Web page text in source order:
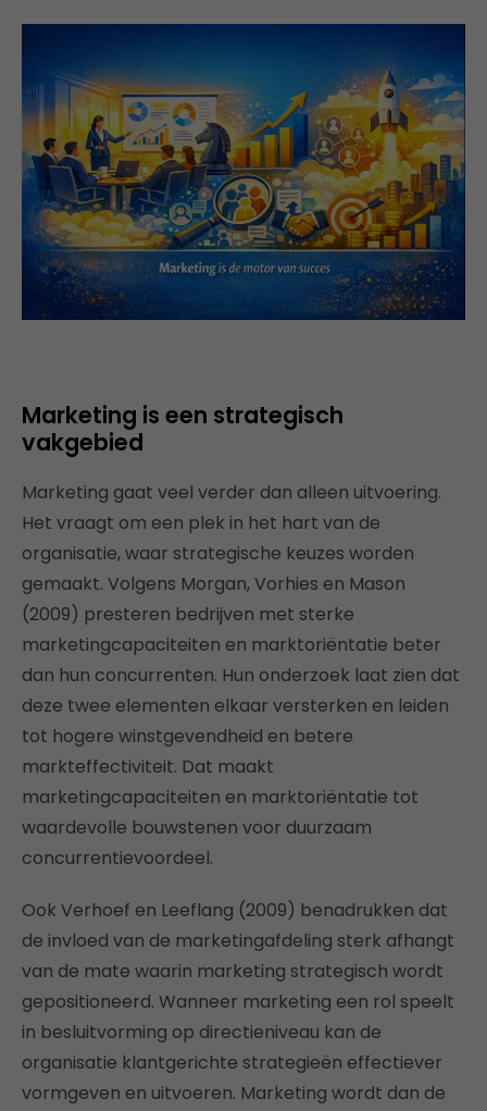
Marketing is een strategisch
vakgebied
Marketing gaat veel verder dan alleen uitvoering.
Het vraagt om een plek in het hart van de
organisatie, waar strategische keuzes worden
gemaakt. Volgens Morgan, Vorhies en Mason
(2009) presteren bedrijven met sterke
marketingcapaciteiten en marktoriëntatie beter
dan hun concurrenten. Hun onderzoek laat zien dat
deze twee elementen elkaar versterken en leiden
tot hogere winstgevendheid en betere
markteffectiviteit. Dat maakt
marketingcapaciteiten en marktoriëntatie tot
waardevolle bouwstenen voor duurzaam
concurrentievoordeel.
Ook Verhoef en Leeflang (2009) benadrukken dat
de invloed van de marketingafdeling sterk afhangt
van de mate waarin marketing strategisch wordt
gepositioneerd. Wanneer marketing een rol speelt
in besluitvorming op directieniveau kan de
organisatie klantgerichte strategieën effectiever
vormgeven en uitvoeren. Marketing wordt dan de